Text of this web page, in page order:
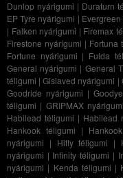
Dunlop nyárigumi | Duraturn
EP Tyre nyárigumi |
| Falken nyárigumi | Firemax
Firestone nyárigumi | Fortuna
Fortune nyárigumi | Fulda
General nyárigumi | General
téligumi |Gislaved nyárigumi |
Goodride nyárigumi |
téligumi | GRIPMAX nyárigumi
Habilead téligumi | Habilead
Hankook téligumi |
nyárigumi | Hifly téligumi |
nyárigumi | Infinity téligumi |
nyárigumi | Kenda téligumi |